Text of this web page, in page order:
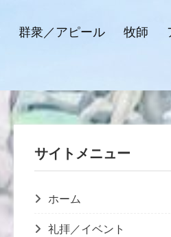
群衆／アピール 牧師
サイトメニュー
ホーム
礼拝／イベント